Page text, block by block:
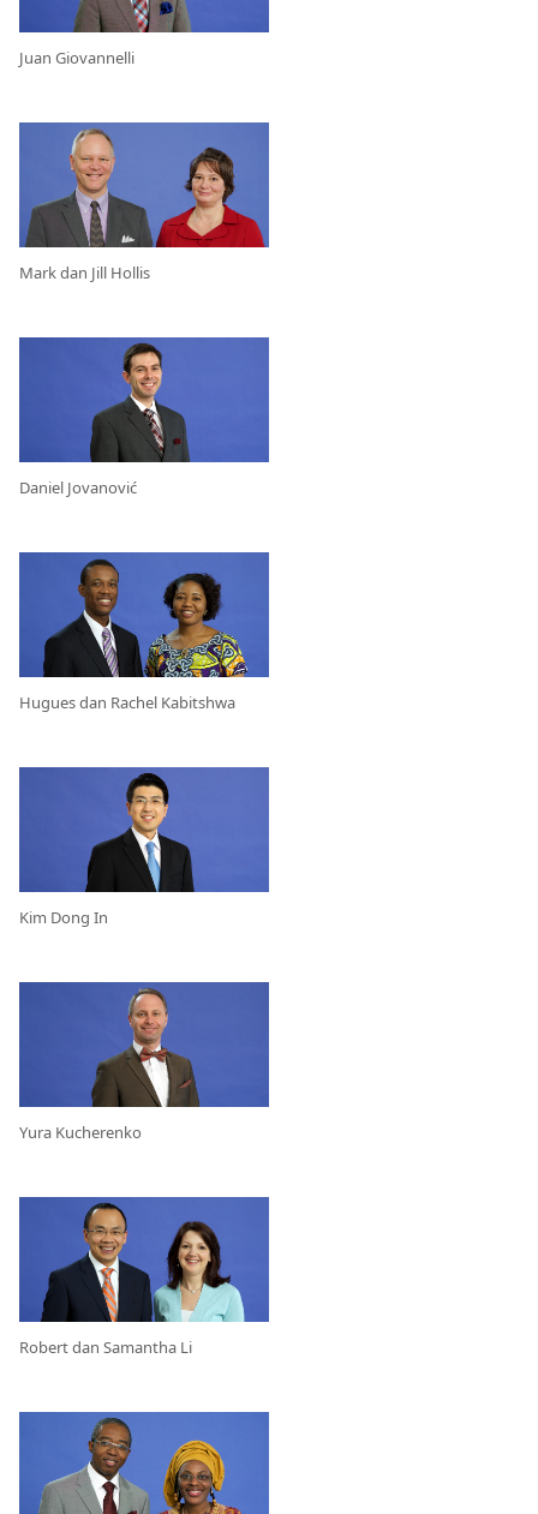
Juan Giovannelli
Mark dan Jill Hollis
Daniel Jovanović
Hugues dan Rachel Kabitshwa
Kim Dong In
Yura Kucherenko
Robert dan Samantha Li